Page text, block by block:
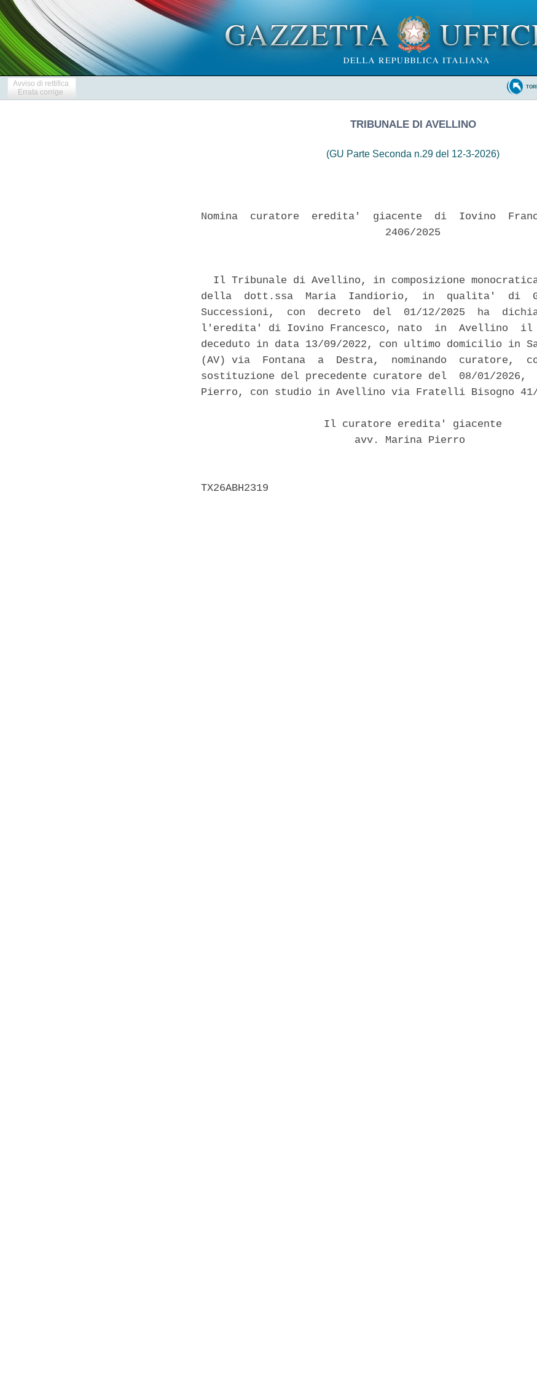
Avviso di rettifica
Errata corrige
TRIBUNALE DI AVELLINO
(GU Parte Seconda n.29 del 12-3-2026)
Nomina  curatore  eredita'  giacente  di  Iovino
                              2406/2025
Il Tribunale di Avellino, in composizione
della  dott.ssa  Maria  Iandiorio,  in  qualita'  di
Successioni,  con  decreto  del  01/12/2025  ha
l'eredita' di Iovino Francesco, nato  in  Avellino  il
deceduto in data 13/09/2022, con ultimo domicilio in
(AV) via  Fontana  a  Destra,  nominando  curatore,
sostituzione del precedente curatore del  08/01/
Pierro, con studio in Avellino via Fratelli Bisogno
                    Il curatore eredita' giacente
                         avv. Marina Pierro